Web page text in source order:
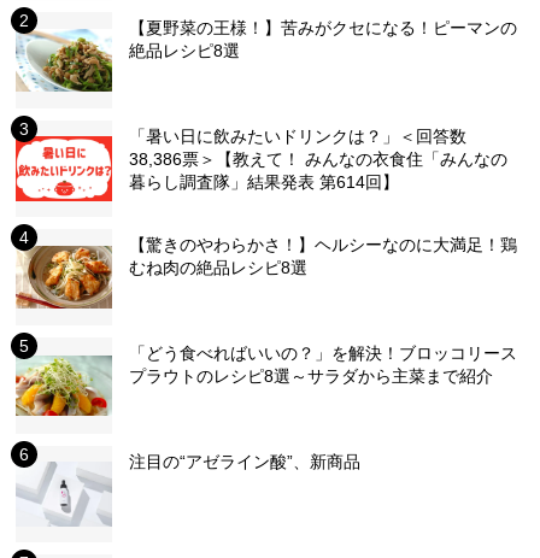
【夏野菜の王様！】苦みがクセになる！ピーマンの
絶品レシピ8選
「暑い日に飲みたいドリンクは？」＜回答数
38,386票＞【教えて！ みんなの衣食住「みんなの
暮らし調査隊」結果発表 第614回】
【驚きのやわらかさ！】ヘルシーなのに大満足！鶏
むね肉の絶品レシピ8選
「どう食べればいいの？」を解決！ブロッコリース
プラウトのレシピ8選～サラダから主菜まで紹介
注目の“アゼライン酸”、新商品